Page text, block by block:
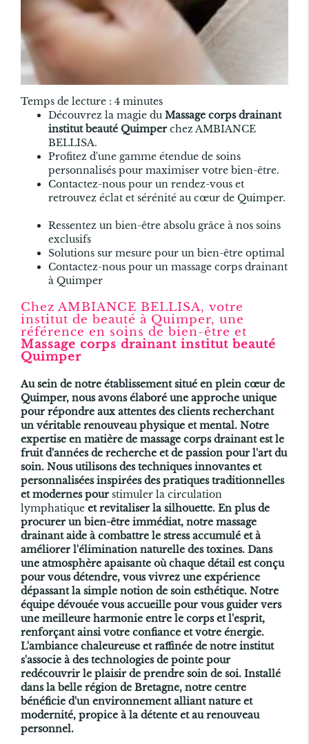
Temps de lecture : 4 minutes
Découvrez la magie du Massage corps drainant
institut beauté Quimperchez AMBIANCE
BELLISA.
Profitez d'une gamme étendue de soins
personnalisés pour maximiser votre bien-être.
Contactez-nous pour un rendez-vous et
retrouvez éclat et sérénité au cœur de Quimper.
Ressentez un bien-être absolu grâce à nos soins
exclusifs
Solutions sur mesure pour un bien-être optimal
Contactez-nous pour un massage corps drainant
à Quimper
Chez AMBIANCE BELLISA, votre
institut de beauté à Quimper, une
référence en soins de bien-être et
Massage corps drainant institut beauté
Quimper
Au sein de notre établissement situé en plein cœur de
Quimper, nous avons élaboré une approche unique
pour répondre aux attentes des clients recherchant
un véritable renouveau physique et mental. Notre
expertise en matière de massage corps drainant est le
fruit d'années de recherche et de passion pour l'art du
soin. Nous utilisons des techniques innovantes et
personnalisées inspirées des pratiques traditionnelles
et modernes pourstimuler la circulation
lymphatique et revitaliser la silhouette. En plus de
procurer un bien-être immédiat, notre massage
drainant aide à combattre le stress accumulé et à
améliorer l'élimination naturelle des toxines. Dans
une atmosphère apaisante où chaque détail est conçu
pour vous détendre, vous vivrez une expérience
dépassant la simple notion de soin esthétique. Notre
équipe dévouée vous accueille pour vous guider vers
une meilleure harmonie entre le corps et l'esprit,
renforçant ainsi votre confiance et votre énergie.
L'ambiance chaleureuse et raffinée de notre institut
s'associe à des technologies de pointe pour
redécouvrir le plaisir de prendre soin de soi. Installé
dans la belle région de Bretagne, notre centre
bénéficie d'un environnement alliant nature et
modernité, propice à la détente et au renouveau
personnel.